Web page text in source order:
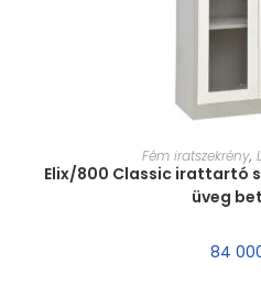
MÉRET
Fém iratszekrény,
Elix/800 Classic irattartó
üveg
84